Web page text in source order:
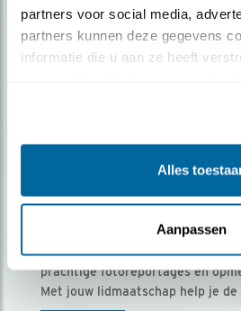
partners voor social media,
partners kunnen deze gegevens
informatie die u aan ze heeft
Alles
Aanpassen
Ontvang 5 x Vogels voor
Vogels is het tijdschrift voor
prachtige fotoreportages en
Met jouw lidmaatschap help je de